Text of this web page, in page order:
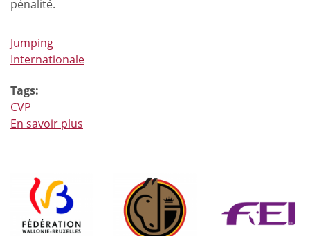
pénalité.
Jumping
Internationale
Tags:
CVP
En savoir plus
Constant